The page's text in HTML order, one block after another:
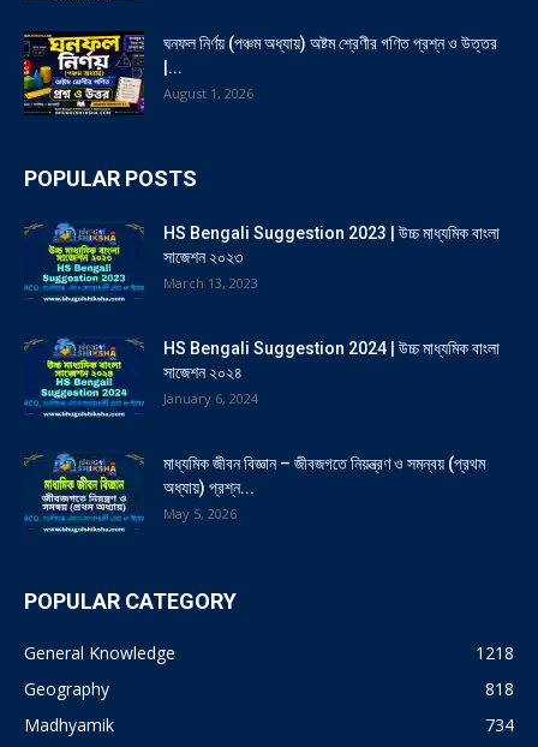
ঘনফল নির্ণয় (পঞ্চম অধ্যায়) অষ্টম শ্রেণীর গণিত প্রশ্ন ও উত্তর
|...
August 1, 2026
POPULAR POSTS
HS Bengali Suggestion 2023 | উচ্চ মাধ্যমিক বাংলা
সাজেশন ২০২৩
March 13, 2023
HS Bengali Suggestion 2024 | উচ্চ মাধ্যমিক বাংলা
সাজেশন ২০২৪
January 6, 2024
মাধ্যমিক জীবন বিজ্ঞান – জীবজগতে নিয়ন্ত্রণ ও সমন্বয় (প্রথম
অধ্যায়) প্রশ্ন...
May 5, 2026
POPULAR CATEGORY
General Knowledge
1218
Geography
818
Madhyamik
734